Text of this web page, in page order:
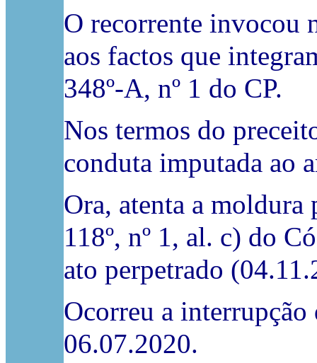
O recorrente invocou
aos factos que
348º-A, nº 1 do CP.
Nos termos do
conduta imputada ao
Ora, atenta a
118º, nº 1, al. c) do
ato perpetrado
Ocorreu a
06.07.2020.